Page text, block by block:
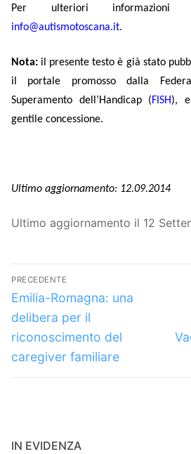
Per ulteriori informazioni e
info@autismotoscana.it.
Nota: il presente testo è già stato
il portale promosso dalla
Superamento dell’Handicap (FISH),
gentile concessione.
Ultimo aggiornamento: 12.09.2014
Ultimo aggiornamento il 12
Navigazione
articoli
PRECEDENTE
Articolo
precedente:
Emilia-Romagna: una
delibera per il
riconoscimento del
caregiver familiare
IN EVIDENZA